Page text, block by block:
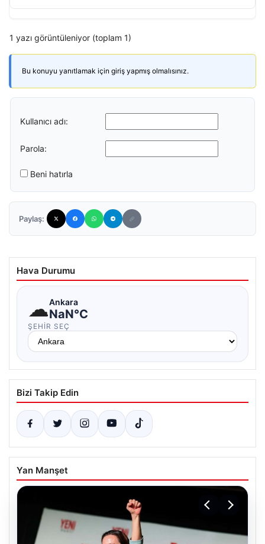
1 yazı görüntüleniyor (toplam 1)
Bu konuyu yanıtlamak için giriş yapmış olmalısınız.
Kullanıcı adı:
Parola:
Beni hatırla
Paylaş:
Hava Durumu
☁Ankara
NaN°C
ŞEHIR SEÇ
Bizi Takip Edin
Yan Manşet